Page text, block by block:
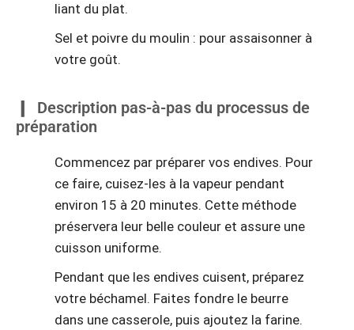
liant du plat.
Sel et poivre du moulin : pour assaisonner à
votre goût.
Description pas-à-pas du processus de
préparation
Commencez par préparer vos endives. Pour
ce faire, cuisez-les à la vapeur pendant
environ 15 à 20 minutes. Cette méthode
préservera leur belle couleur et assure une
cuisson uniforme.
Pendant que les endives cuisent, préparez
votre béchamel. Faites fondre le beurre
dans une casserole, puis ajoutez la farine.